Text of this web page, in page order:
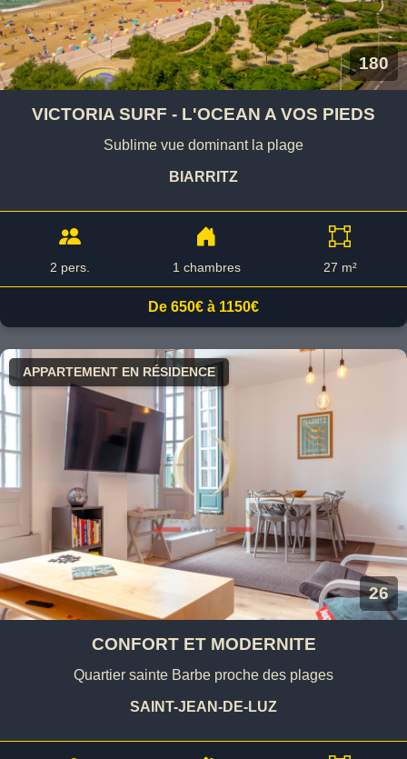
180
VICTORIA SURF - L'OCEAN A VOS PIEDS
Sublime vue dominant la plage
BIARRITZ
2 pers. 1 chambres 27 m²
De 650€ à 1150€
APPARTEMENT EN RÉSIDENCE
26
CONFORT ET MODERNITE
Quartier sainte Barbe proche des plages
SAINT-JEAN-DE-LUZ